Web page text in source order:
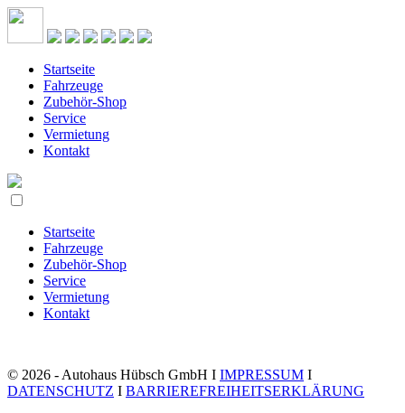
Startseite
Fahrzeuge
Zubehör-Shop
Service
Vermietung
Kontakt
Startseite
Fahrzeuge
Zubehör-Shop
Service
Vermietung
Kontakt
© 2026 - Autohaus Hübsch GmbH I IMPRESSUM I
DATENSCHUTZ I BARRIEREFREIHEITSERKLÄRUNG